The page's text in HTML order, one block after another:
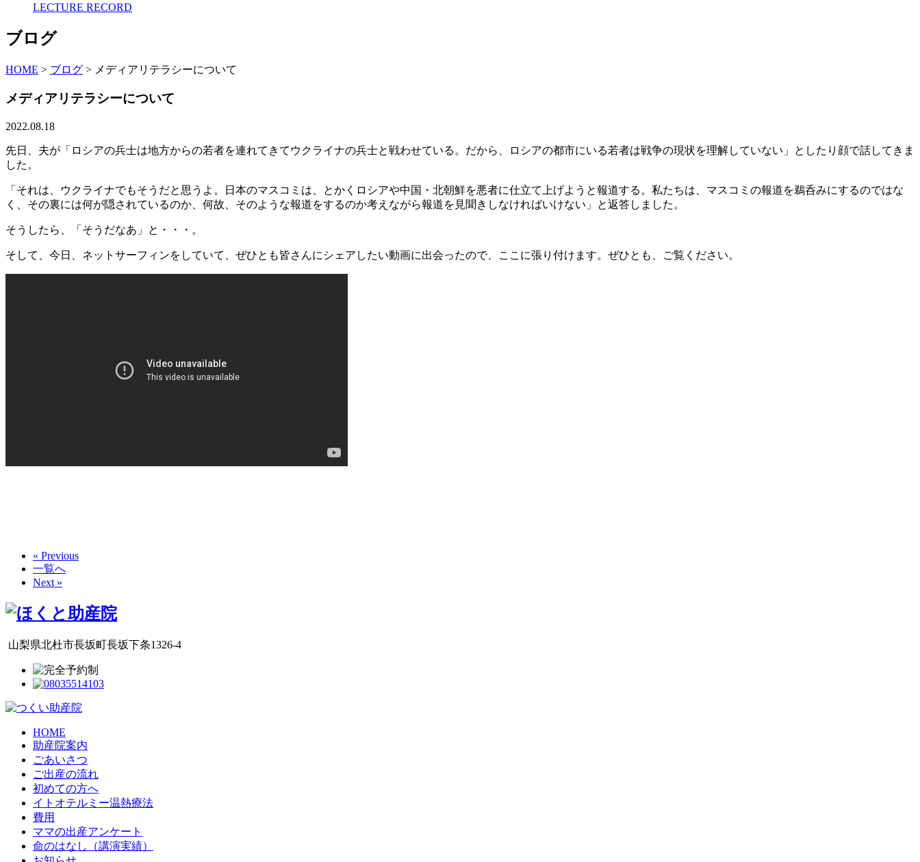
LECTURE RECORD
ブログ
HOME > ブログ > メディアリテラシーについて
メディアリテラシーについて
2022.08.18
先日、夫が「ロシアの兵士は地方からの若者を連れてきてウクライナの兵士と戦わせている。だから、ロシアの都市にいる若者は戦争の現状を理解していない」としたり顔で話してきま
した。
「それは、ウクライナでもそうだと思うよ。日本のマスコミは、とかくロシアや中国・北朝鮮を悪者に仕立て上げようと報道する。私たちは、マスコミの報道を鵜呑みにするのではな
く、その裏には何が隠されているのか、何故、そのような報道をするのか考えながら報道を見聞きしなければいけない」と返答しました。
そうしたら、「そうだなあ」と・・・。
そして、今日、ネットサーフィンをしていて、ぜひとも皆さんにシェアしたい動画に出会ったので、ここに張り付けます。ぜひとも、ご覧ください。
« Previous
一覧へ
Next »
山梨県北杜市長坂町長坂下条1326-4
HOME
助産院案内
ごあいさつ
ご出産の流れ
初めての方へ
イトオテルミー温熱療法
費用
ママの出産アンケート
命のはなし（講演実績）